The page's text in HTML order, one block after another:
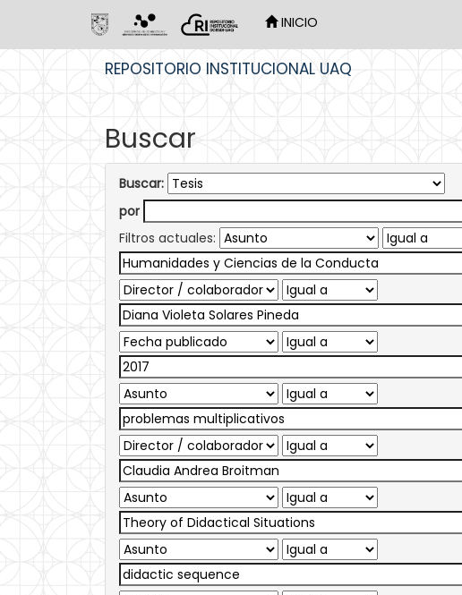
INICIO
REPOSITORIO INSTITUCIONAL UAQ
Buscar
Buscar:
por
Filtros actuales: